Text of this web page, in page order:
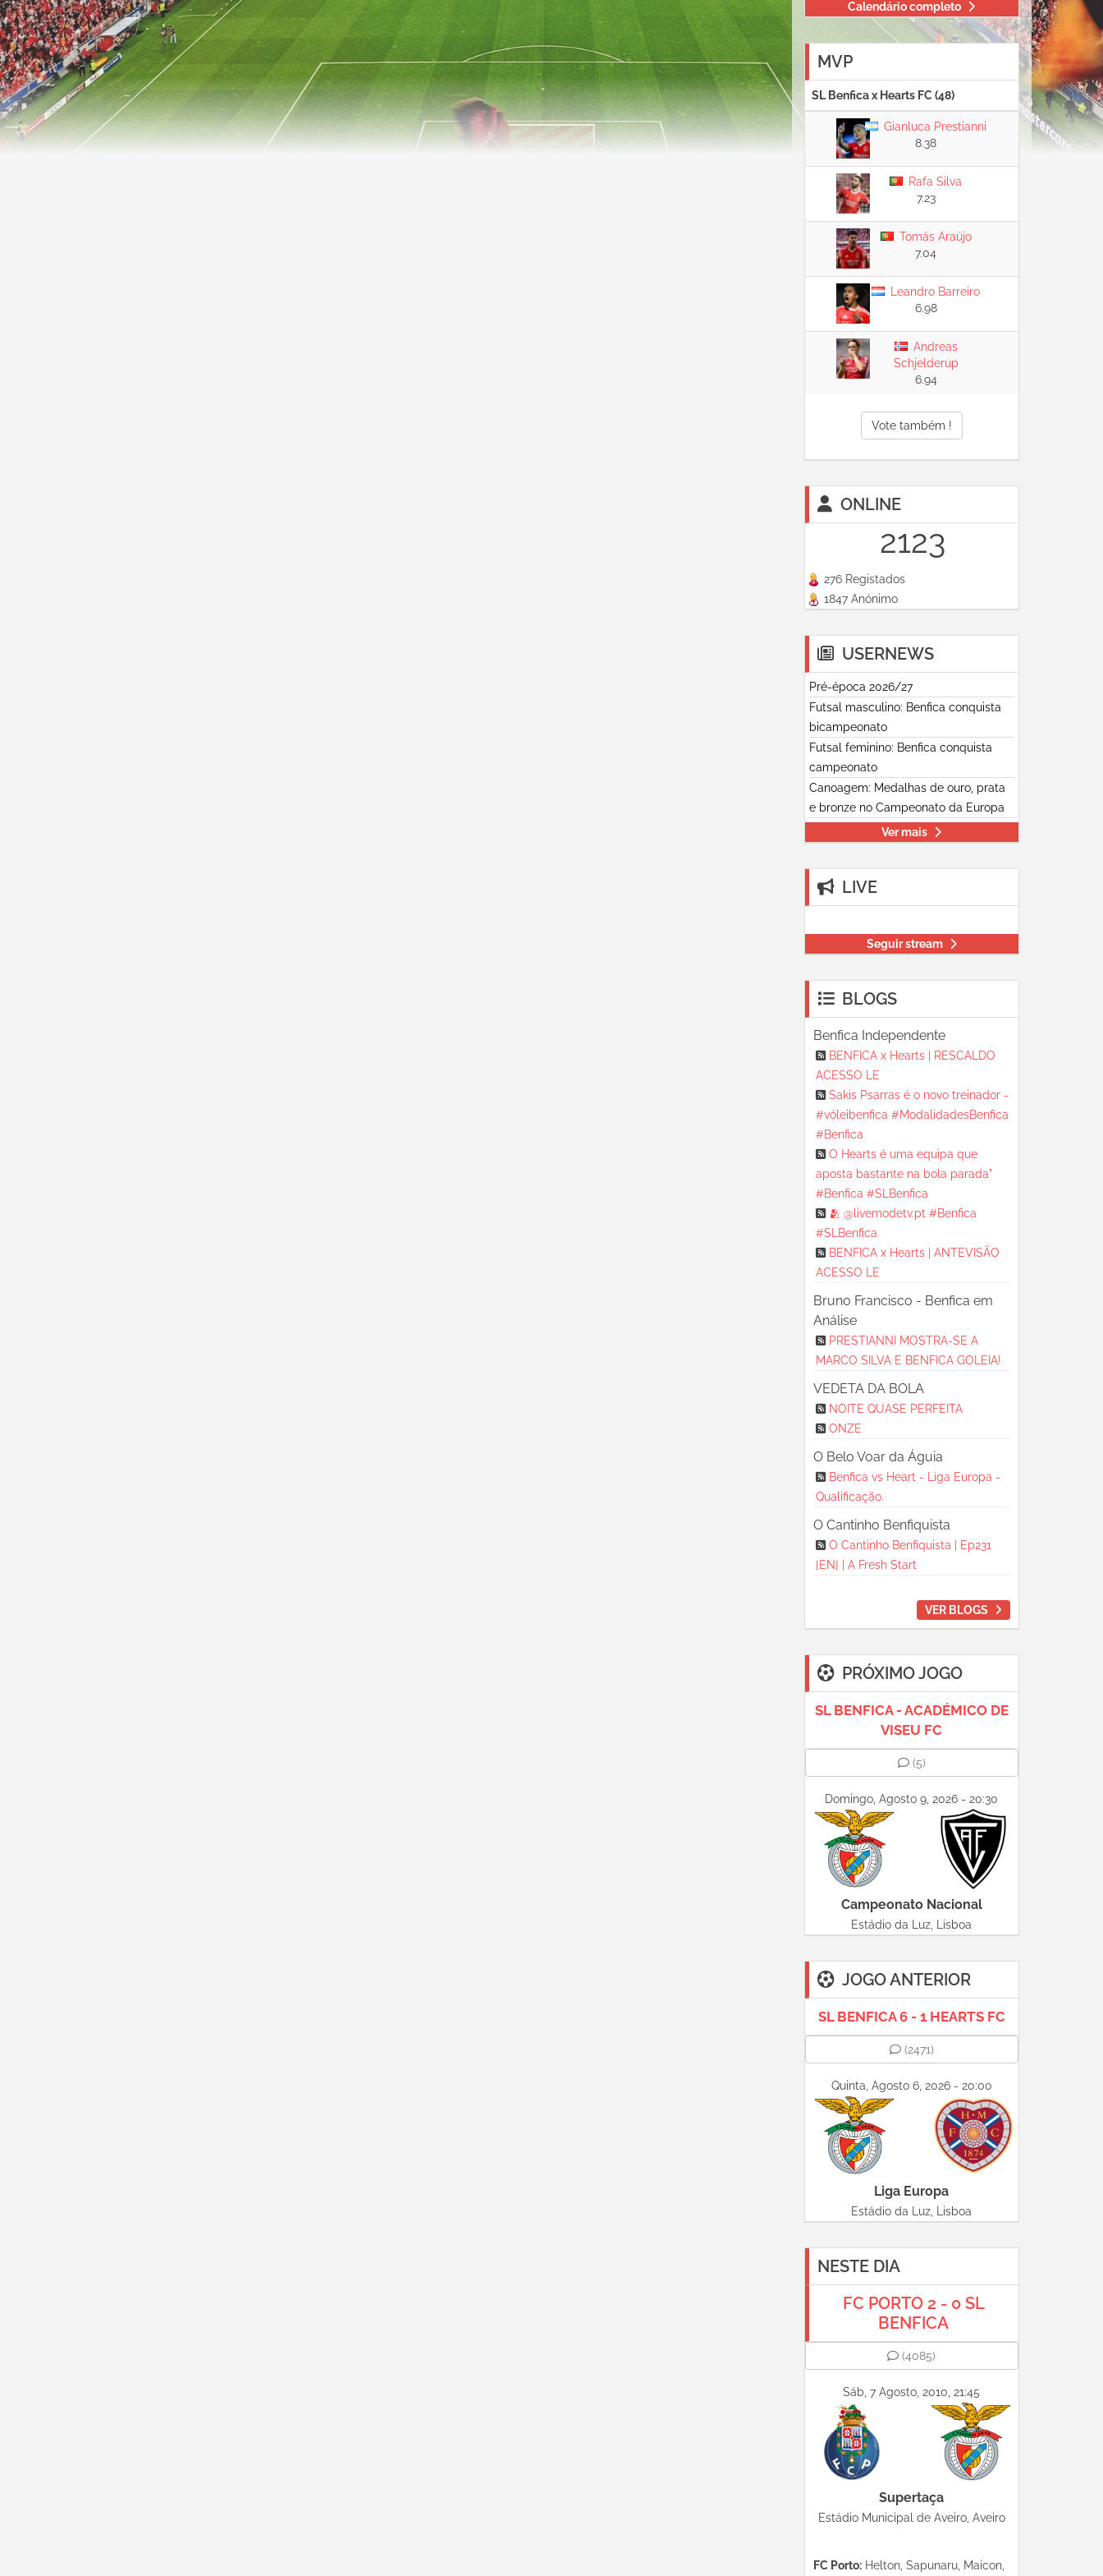
Calendário completo
MVP
SL Benfica x Hearts FC (48)
Gianluca Prestianni
8.38
Rafa Silva
7.23
Tomás Araújo
7.04
Leandro Barreiro
6.98
Andreas
Schjelderup
6.94
Vote também !
ONLINE
2123
276 Registados
1847 Anónimo
USERNEWS
Pré-época 2026/27
Futsal masculino: Benfica conquista
bicampeonato
Futsal feminino: Benfica conquista
campeonato
Canoagem: Medalhas de ouro, prata
e bronze no Campeonato da Europa
Ver mais
LIVE
Seguir stream
BLOGS
Benfica Independente
BENFICA x Hearts | RESCALDO
ACESSO LE
Sakis Psarras é o novo treinador -
#vóleibenfica #ModalidadesBenfica
#Benfica
O Hearts é uma equipa que
aposta bastante na bola parada"
#Benfica #SLBenfica
🫂 @livemodetv.pt #Benfica
#SLBenfica
BENFICA x Hearts | ANTEVISÃO
ACESSO LE
Bruno Francisco - Benfica em
Análise
PRESTIANNI MOSTRA-SE A
MARCO SILVA E BENFICA GOLEIA!
VEDETA DA BOLA
NOITE QUASE PERFEITA
ONZE
O Belo Voar da Águia
Benfica vs Heart - Liga Europa -
Qualificação.
O Cantinho Benfiquista
O Cantinho Benfiquista | Ep231
[EN] | A Fresh Start
VER BLOGS
PRÓXIMO JOGO
SL BENFICA - ACADÉMICO DE
VISEU FC
(5)
Domingo, Agosto 9, 2026 - 20:30
Campeonato Nacional
Estádio da Luz, Lisboa
JOGO ANTERIOR
SL BENFICA 6 - 1 HEARTS FC
(2471)
Quinta, Agosto 6, 2026 - 20:00
Liga Europa
Estádio da Luz, Lisboa
NESTE DIA
FC PORTO 2 - 0 SL
BENFICA
(4085)
Sáb, 7 Agosto, 2010, 21:45
Supertaça
Estádio Municipal de Aveiro, Aveiro
FC Porto:Helton, Sapunaru, Maicon,